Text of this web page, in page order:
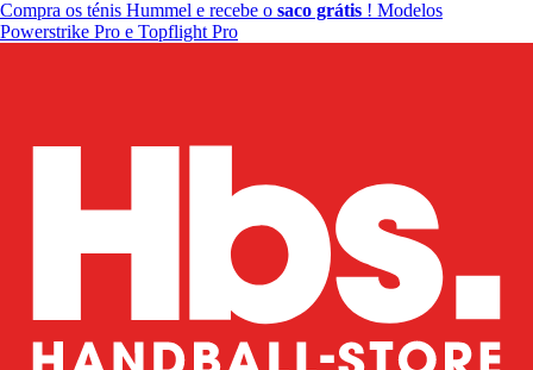
Compra os ténis Hummel e recebe o saco grátis ! Modelos
Powerstrike Pro e Topflight Pro